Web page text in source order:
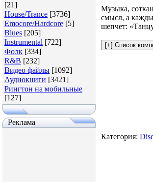
[21]
House/Trance [3736]
Emocore/Hardcore [5]
Blues [205]
Instrumental [722]
Фолк [334]
R&B [232]
Видео файлы [1092]
Аудиокниги [3421]
Рингтон на мобильные
[127]
Реклама
Музыка,
смысл, а
шепчет:
Категория: